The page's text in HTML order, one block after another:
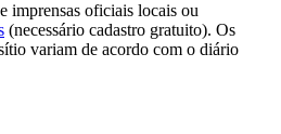
imprensas oficiais locais ou
(necessário cadastro gratuito). Os
variam de acordo com o diário